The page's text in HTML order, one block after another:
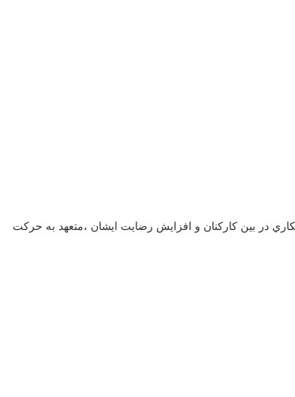
در بين كاركنان و افزايش رضايت ايشان ،متعهد به حركت